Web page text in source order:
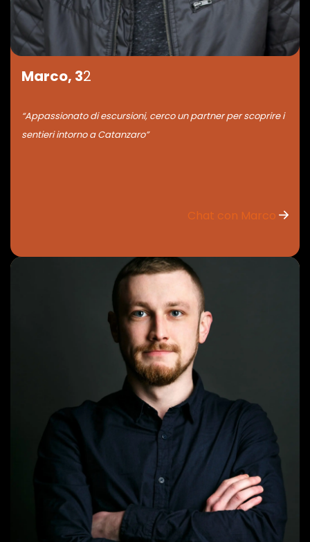
Marco, 32
“Appassionato di escursioni, cerco un partner per scoprire i
sentieri intorno a Catanzaro”
Chat con Marco